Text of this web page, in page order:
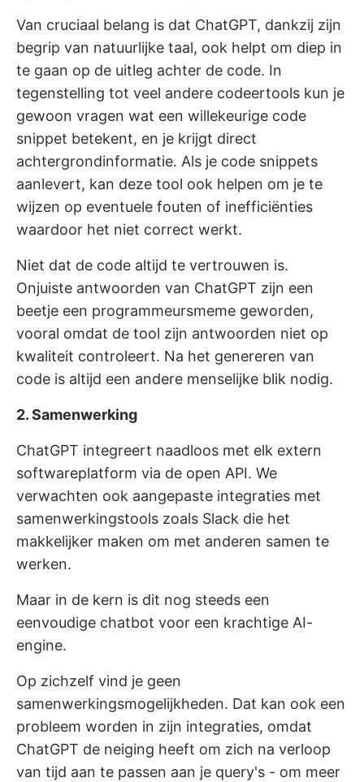
Van cruciaal belang is dat ChatGPT, dankzij zijn
begrip van natuurlijke taal, ook helpt om diep in
te gaan op de uitleg achter de code. In
tegenstelling tot veel andere codeertools kun je
gewoon vragen wat een willekeurige code
snippet betekent, en je krijgt direct
achtergrondinformatie. Als je code snippets
aanlevert, kan deze tool ook helpen om je te
wijzen op eventuele fouten of inefficiënties
waardoor het niet correct werkt.
Niet dat de code altijd te vertrouwen is.
Onjuiste antwoorden van ChatGPT zijn een
beetje een programmeursmeme geworden,
vooral omdat de tool zijn antwoorden niet op
kwaliteit controleert. Na het genereren van
code is altijd een andere menselijke blik nodig.
2. Samenwerking
ChatGPT integreert naadloos met elk extern
softwareplatform via de open API. We
verwachten ook aangepaste integraties met
samenwerkingstools zoals Slack die het
makkelijker maken om met anderen samen te
werken.
Maar in de kern is dit nog steeds een
eenvoudige chatbot voor een krachtige AI-
engine.
Op zichzelf vind je geen
samenwerkingsmogelijkheden. Dat kan ook een
probleem worden in zijn integraties, omdat
ChatGPT de neiging heeft om zich na verloop
van tijd aan te passen aan je query's - om meer